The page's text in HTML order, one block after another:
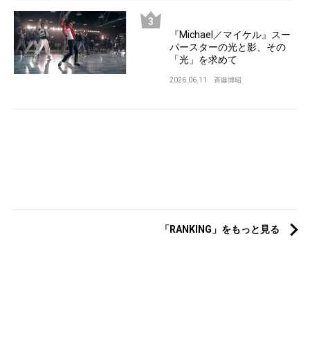
『Michael／マイケル』スー
パースターの光と影、その
「光」を求めて
2026.06.11 斉藤博昭
「RANKING」をもっと見る